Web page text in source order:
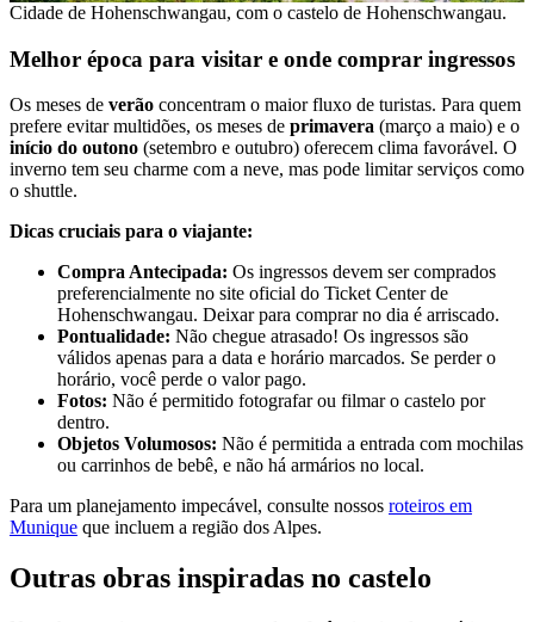
Cidade de Hohenschwangau, com o castelo de Hohenschwangau.
Melhor época para visitar e onde comprar ingressos
Os meses de verão concentram o maior fluxo de turistas. Para quem
prefere evitar multidões, os meses de primavera (março a maio) e o
início do outono (setembro e outubro) oferecem clima favorável. O
inverno tem seu charme com a neve, mas pode limitar serviços como
o shuttle.
Dicas cruciais para o viajante:
Compra Antecipada: Os ingressos devem ser comprados
preferencialmente no site oficial do Ticket Center de
Hohenschwangau. Deixar para comprar no dia é arriscado.
Pontualidade: Não chegue atrasado! Os ingressos são
válidos apenas para a data e horário marcados. Se perder o
horário, você perde o valor pago.
Fotos: Não é permitido fotografar ou filmar o castelo por
dentro.
Objetos Volumosos: Não é permitida a entrada com mochilas
ou carrinhos de bebê, e não há armários no local.
Para um planejamento impecável, consulte nossos roteiros em
Munique que incluem a região dos Alpes.
Outras obras inspiradas no castelo